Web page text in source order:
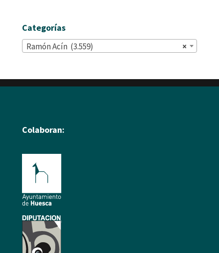
Categorías
×
Ramón Acín (3.559)
Colaboran: